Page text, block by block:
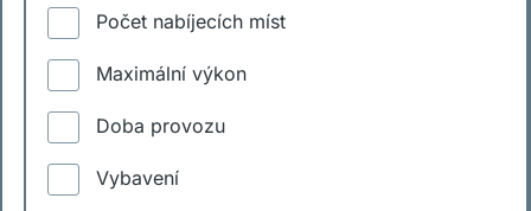
Počet nabíjecích míst
Maximální výkon
Doba provozu
Vybavení